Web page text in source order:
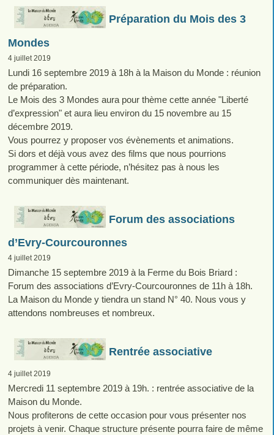
Préparation du Mois des 3
Mondes
4 juillet 2019
Lundi 16 septembre 2019 à 18h à la Maison du Monde : réunion
de préparation.
Le Mois des 3 Mondes aura pour thème cette année "Liberté
d’expression" et aura lieu environ du 15 novembre au 15
décembre 2019.
Vous pourrez y proposer vos évènements et animations.
Si dors et déjà vous avez des films que nous pourrions
programmer à cette période, n’hésitez pas à nous les
communiquer dès maintenant.
Forum des associations
d’Evry-Courcouronnes
4 juillet 2019
Dimanche 15 septembre 2019 à la Ferme du Bois Briard :
Forum des associations d’Evry-Courcouronnes de 11h à 18h.
La Maison du Monde y tiendra un stand N° 40. Nous vous y
attendons nombreuses et nombreux.
Rentrée associative
4 juillet 2019
Mercredi 11 septembre 2019 à 19h. : rentrée associative de la
Maison du Monde.
Nous profiterons de cette occasion pour vous présenter nos
projets à venir. Chaque structure présente pourra faire de même